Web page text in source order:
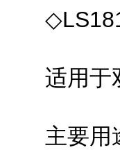
适用于
主要用途